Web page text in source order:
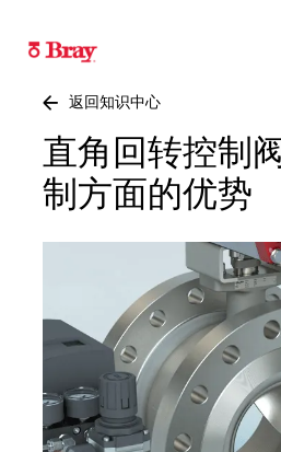
返回知识中心
直角回转控制
制方面的优势